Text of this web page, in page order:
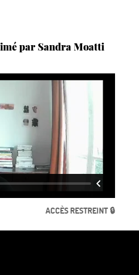
par Sandra Moatti
ACCÈS RESTREINT 🔒